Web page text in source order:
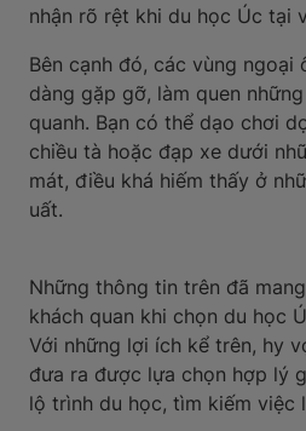
nhận rõ rệt khi du học Úc tại
Bên cạnh đó, các vùng ngoại
dàng gặp gỡ, làm quen
quanh. Bạn có thể dạo chơi
chiều tà hoặc đạp xe dưới
mát, điều khá hiếm thấy ở
uất.
Những thông tin trên đã
khách quan khi chọn du học
Với những lợi ích kể trên, hy
đưa ra được lựa chọn hợp lý
lộ trình du học, tìm kiếm việc